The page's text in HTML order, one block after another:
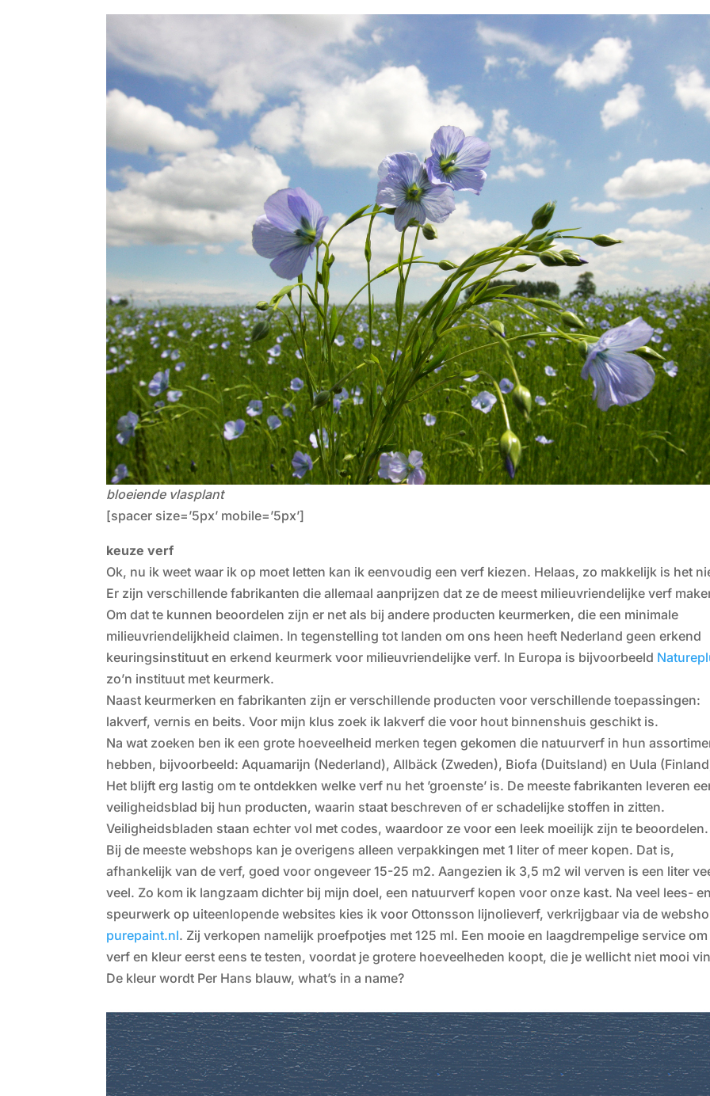
bloeiende vlasplant
[spacer size=’5px’ mobile=’5px’]
keuze verf
Ok, nu ik weet waar ik op moet letten kan ik eenvoudig een verf kiezen. Helaas, zo makkelijk is het
Er zijn verschillende fabrikanten die allemaal aanprijzen dat ze de meest milieuvriendelijke verf
Om dat te kunnen beoordelen zijn er net als bij andere producten keurmerken, die een minimale
milieuvriendelijkheid claimen. In tegenstelling tot landen om ons heen heeft Nederland geen erkend
keuringsinstituut en erkend keurmerk voor milieuvriendelijke verf. In Europa is bijvoorbeeld
zo’n instituut met keurmerk.
Naast keurmerken en fabrikanten zijn er verschillende producten voor verschillende toepassingen:
lakverf, vernis en beits. Voor mijn klus zoek ik lakverf die voor hout binnenshuis geschikt is.
Na wat zoeken ben ik een grote hoeveelheid merken tegen gekomen die natuurverf in hun
hebben, bijvoorbeeld: Aquamarijn (Nederland), Allbäck (Zweden), Biofa (Duitsland) en Uula
Het blijft erg lastig om te ontdekken welke verf nu het ’groenste’ is. De meeste fabrikanten leveren
veiligheidsblad bij hun producten, waarin staat beschreven of er schadelijke stoffen in zitten.
Veiligheidsbladen staan echter vol met codes, waardoor ze voor een leek moeilijk zijn te beoordelen.
Bij de meeste webshops kan je overigens alleen verpakkingen met 1 liter of meer kopen. Dat is,
afhankelijk van de verf, goed voor ongeveer 15-25 m2. Aangezien ik 3,5 m2 wil verven is een liter
veel. Zo kom ik langzaam dichter bij mijn doel, een natuurverf kopen voor onze kast. Na veel lees-
speurwerk op uiteenlopende websites kies ik voor Ottonsson lijnolieverf, verkrijgbaar via de
purepaint.nl. Zij verkopen namelijk proefpotjes met 125 ml. Een mooie en laagdrempelige service
verf en kleur eerst eens te testen, voordat je grotere hoeveelheden koopt, die je wellicht niet mooi
De kleur wordt Per Hans blauw, what’s in a name?